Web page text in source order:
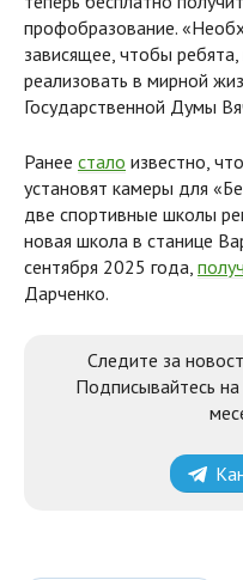
профобразование.
зависящее, чтобы
реализовать в мирной
Государственной Думы
Ранее стало известно,
установят камеры для
две спортивные школы
новая школа в станице
сентября 2025 года,
Дарченко.
Следите за
Подписывайтесь